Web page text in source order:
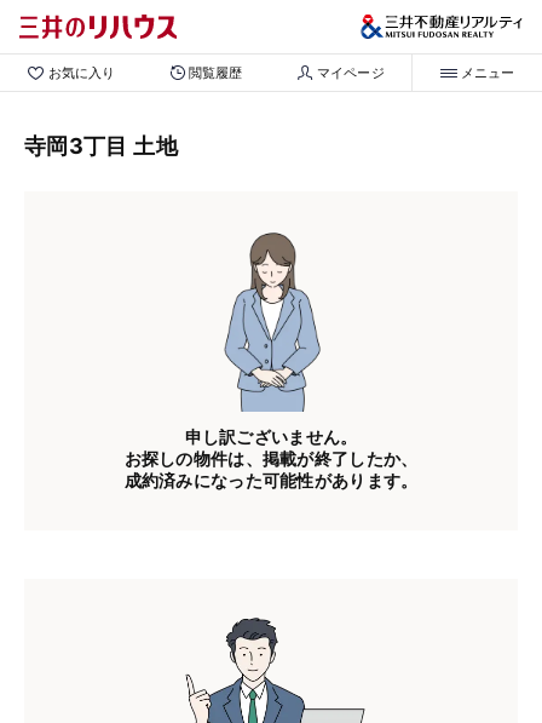
お気に入り 閲覧履歴 マイページ メニュー
寺岡3丁目 土地
申し訳ございません。
お探しの物件は、掲載が終了したか、
成約済みになった可能性があります。